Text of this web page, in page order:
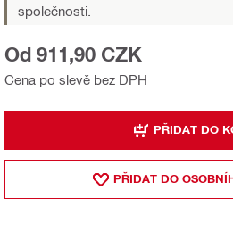
společnosti.
Cena po slevě bez DPH
Od 911,90 CZK
PŘIDAT DO
PŘIDAT DO